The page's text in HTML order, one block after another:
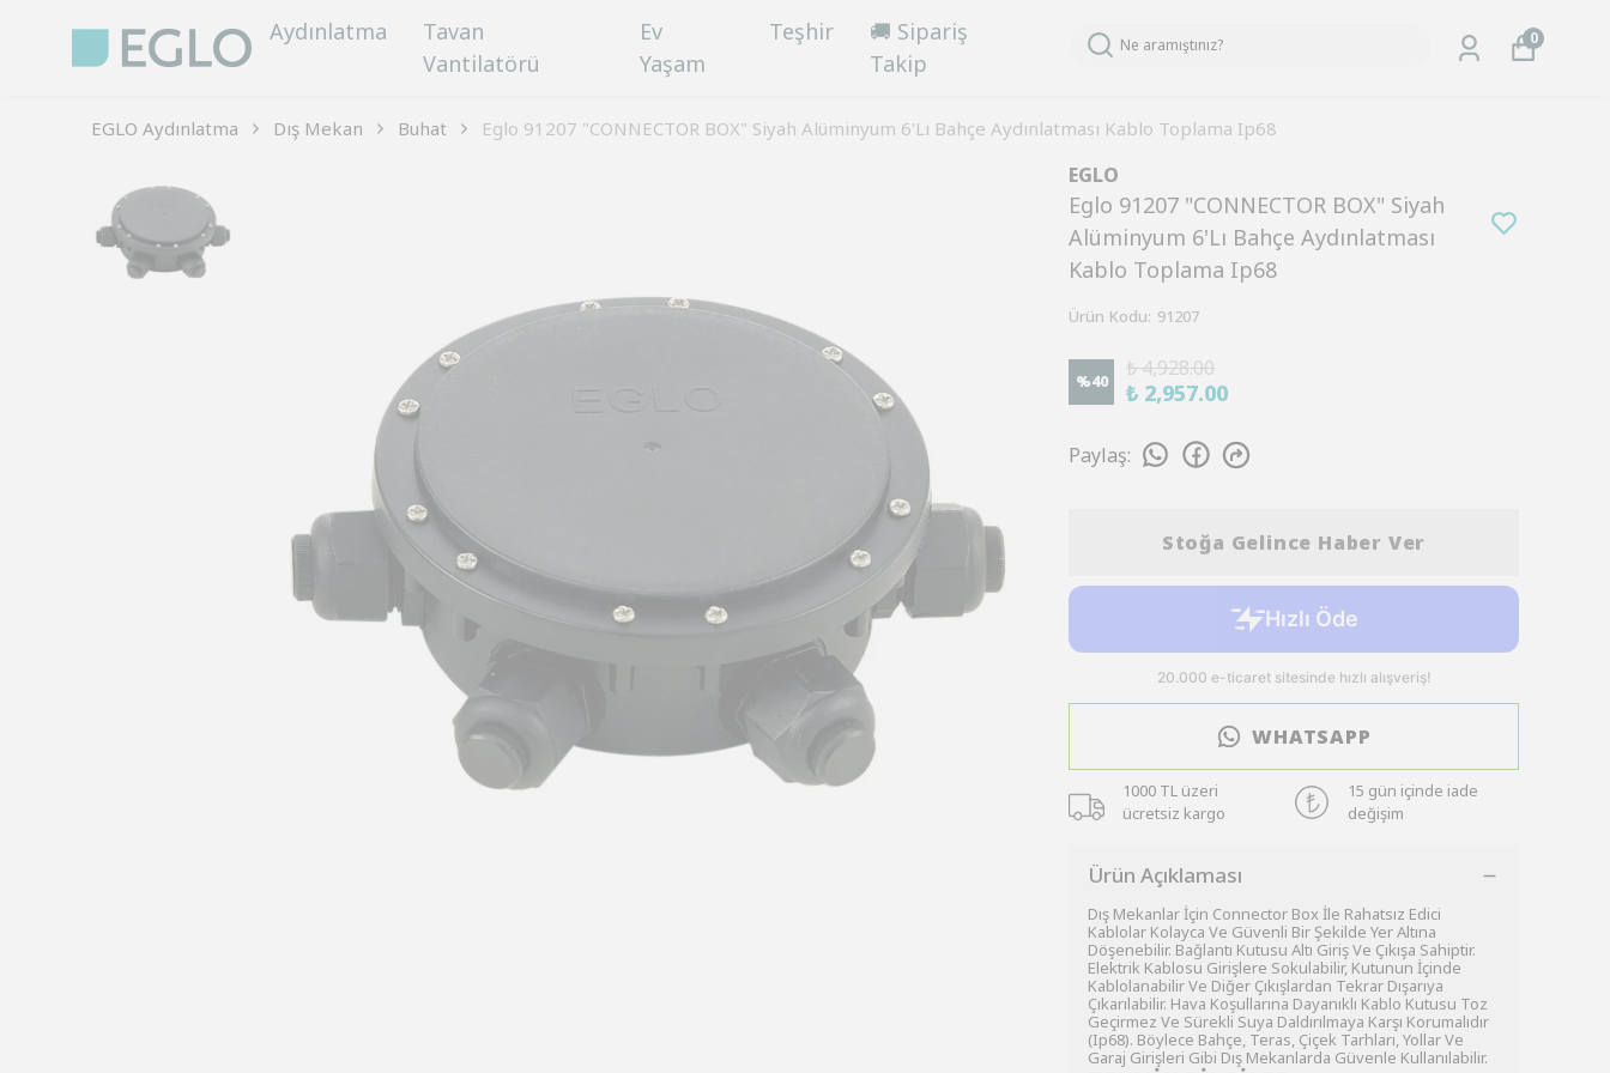
Aydınlatma
Tavan
Vantilatörü
Ev
Yaşam
Teşhir
🚚 Sipariş
Takip
0
EGLO Aydınlatma Dış Mekan Buhat Eglo 91207 "CONNECTOR BOX" Siyah Alüminyum 6'Lı Bahçe Aydınlatması Kablo Toplama Ip68
EGLO
Eglo 91207 "CONNECTOR BOX" Siyah
Alüminyum 6'Lı Bahçe Aydınlatması
Kablo Toplama Ip68
Ürün Kodu: 91207
%40
₺ 4,928.00
₺ 2,957.00
Paylaş:
Stoğa Gelince Haber Ver
WHATSAPP
1000 TL üzeri
ücretsiz kargo
15 gün içinde iade
değişim
Ürün Açıklaması
Dış Mekanlar İçin Connector Box İle Rahatsız Edici
Kablolar Kolayca Ve Güvenli Bir Şekilde Yer Altına
Döşenebilir. Bağlantı Kutusu Altı Giriş Ve Çıkışa Sahiptir.
Elektrik Kablosu Girişlere Sokulabilir, Kutunun İçinde
Kablolanabilir Ve Diğer Çıkışlardan Tekrar Dışarıya
Çıkarılabilir. Hava Koşullarına Dayanıklı Kablo Kutusu Toz
Geçirmez Ve Sürekli Suya Daldırılmaya Karşı Korumalıdır
(Ip68). Böylece Bahçe, Teras, Çiçek Tarhları, Yollar Ve
Garaj Girişleri Gibi Dış Mekanlarda Güvenle Kullanılabilir.